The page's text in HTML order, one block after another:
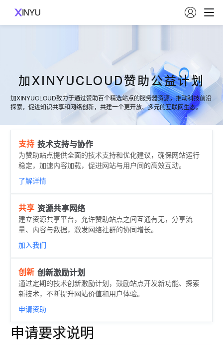

加XINYUCLOUD赞助公益计划
加XINYUCLOUD致力于通过赞助百个精选站点的服务器资源，推动科技前沿
探索，促进知识共享和网络创新，共建一个更开放、多元的互联网生态。
支持 技术支持与协作
为赞助站点提供全面的技术支持和优化建议，确保网站运行
稳定，加速内容加载，促进网站与用户间的高效互动。
了解详情
共享 资源共享网络
建立资源共享平台，允许赞助站点之间互通有无，分享流
量、内容与数据，激发网络社群的协同增长。
加入我们
创新 创新激励计划
通过定期的技术创新激励计划，鼓励站点开发新功能、探索
新技术，不断提升网站价值和用户体验。
申请资助
申请要求说明